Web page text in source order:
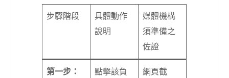
步驟階段
具體動作
說明
媒體機構
須準備之
佐證
第一步：
點擊該負
網頁截